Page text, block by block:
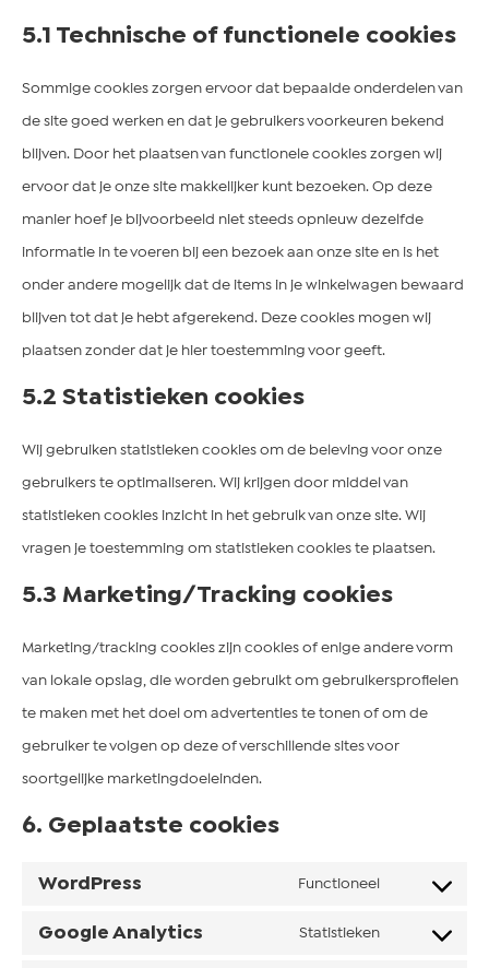
5.1 Technische of functionele cookies
Sommige cookies zorgen ervoor dat bepaalde onderdelen van
de site goed werken en dat je gebruikers voorkeuren bekend
blijven. Door het plaatsen van functionele cookies zorgen wij
ervoor dat je onze site makkelijker kunt bezoeken. Op deze
manier hoef je bijvoorbeeld niet steeds opnieuw dezelfde
informatie in te voeren bij een bezoek aan onze site en is het
onder andere mogelijk dat de items in je winkelwagen bewaard
blijven tot dat je hebt afgerekend. Deze cookies mogen wij
plaatsen zonder dat je hier toestemming voor geeft.
5.2 Statistieken cookies
Wij gebruiken statistieken cookies om de beleving voor onze
gebruikers te optimaliseren. Wij krijgen door middel van
statistieken cookies inzicht in het gebruik van onze site. Wij
vragen je toestemming om statistieken cookies te plaatsen.
5.3 Marketing/Tracking cookies
Marketing/tracking cookies zijn cookies of enige andere vorm
van lokale opslag, die worden gebruikt om gebruikersprofielen
te maken met het doel om advertenties te tonen of om de
gebruiker te volgen op deze of verschillende sites voor
soortgelijke marketingdoeleinden.
6. Geplaatste cookies
WordPress Functioneel
Google Analytics Statistieken